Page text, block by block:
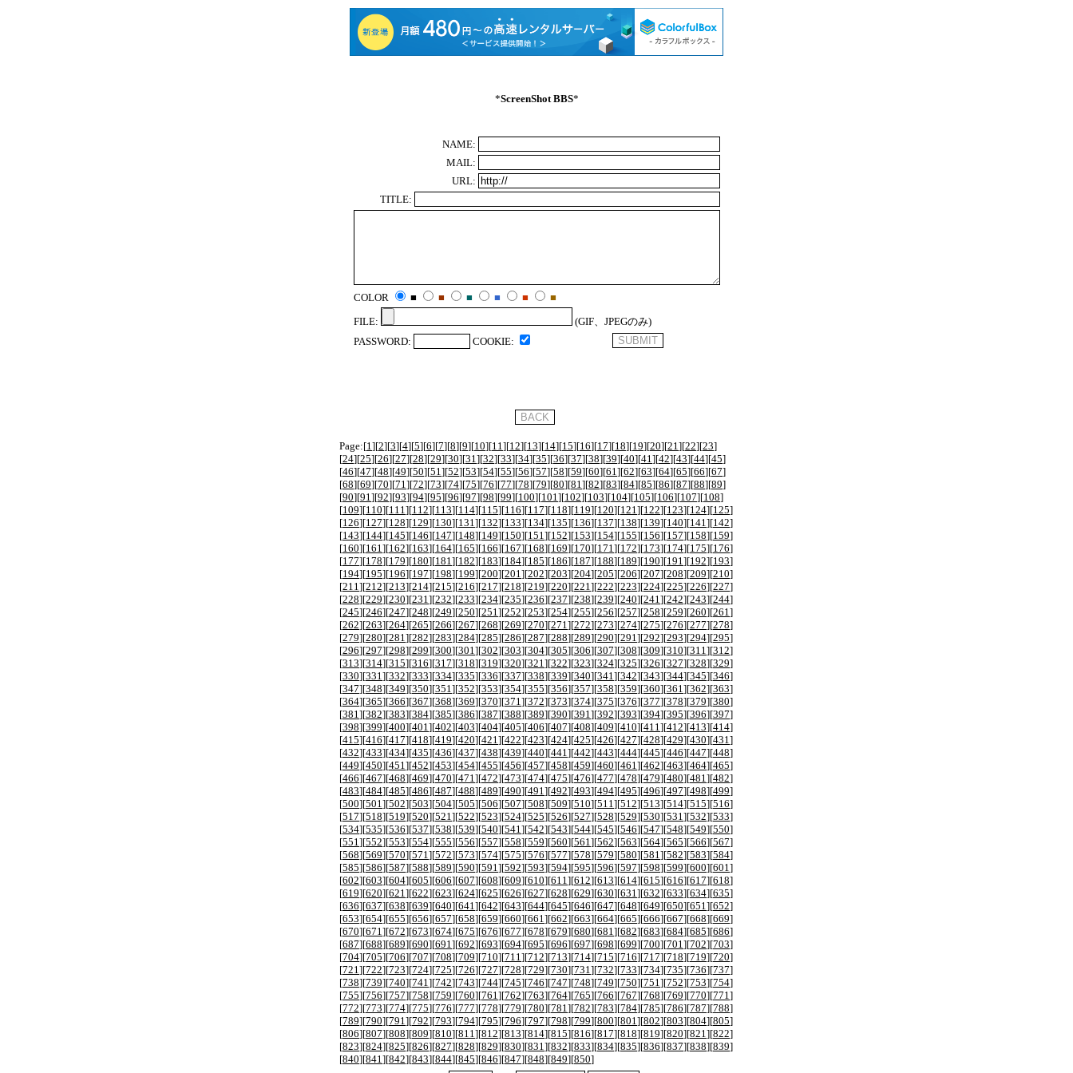
*ScreenShot BBS*
NAME:
MAIL:
URL:
TITLE:
COLOR ■ ■ ■ ■ ■
■
FILE:
(GIF、JPEGのみ)
PASSWORD:
COOKIE:
Page:[1 ][2][3][4][5][6][7][8][9][10][11 ][12][13][14][15][16][17][18][19][20][21 ][22][23]
[24][25][26][27][28][29][30][31 ][32][33][34][35][36][37][38][39][40][41 ][42][43][44][45]
[46][47][48][49][50][51 ][52][53][54][55][56][57][58][59][60][61 ][62][63][64][65][66][67]
[68][69][70][71 ][72][73][74][75][76][77][78][79][80][81 ][82][83][84][85][86][87][88][89]
[90][91 ][92][93][94][95][96][97][98][99][100][101 ][102][103][104][105][106][107][108]
[109][110][111 ][112][113][114][115][116][117][118][119][120][121 ][122][123][124][125]
[126][127][128][129][130][131 ][132][133][134][135][136][137][138][139][140][141 ][142]
[143][144][145][146][147][148][149][150][151 ][152][153][154][155][156][157][158][159]
[160][161 ][162][163][164][165][166][167][168][169][170][171 ][172][173][174][175][176]
[177][178][179][180][181 ][182][183][184][185][186][187][188][189][190][191 ][192][193]
[194][195][196][197][198][199][200][201 ][202][203][204][205][206][207][208][209][210]
[211 ][212][213][214][215][216][217][218][219][220][221 ][222][223][224][225][226][227]
[228][229][230][231 ][232][233][234][235][236][237][238][239][240][241 ][242][243][244]
[245][246][247][248][249][250][251 ][252][253][254][255][256][257][258][259][260][261 ]
[262][263][264][265][266][267][268][269][270][271 ][272][273][274][275][276][277][278]
[279][280][281 ][282][283][284][285][286][287][288][289][290][291 ][292][293][294][295]
[296][297][298][299][300][301 ][302][303][304][305][306][307][308][309][310][311 ][312]
[313][314][315][316][317][318][319][320][321 ][322][323][324][325][326][327][328][329]
[330][331 ][332][333][334][335][336][337][338][339][340][341 ][342][343][344][345][346]
[347][348][349][350][351 ][352][353][354][355][356][357][358][359][360][361 ][362][363]
[364][365][366][367][368][369][370][371 ][372][373][374][375][376][377][378][379][380]
[381 ][382][383][384][385][386][387][388][389][390][391 ][392][393][394][395][396][397]
[398][399][400][401 ][402][403][404][405][406][407][408][409][410][411 ][412][413][414]
[415][416][417][418][419][420][421 ][422][423][424][425][426][427][428][429][430][431 ]
[432][433][434][435][436][437][438][439][440][441 ][442][443][444][445][446][447][448]
[449][450][451 ][452][453][454][455][456][457][458][459][460][461 ][462][463][464][465]
[466][467][468][469][470][471 ][472][473][474][475][476][477][478][479][480][481 ][482]
[483][484][485][486][487][488][489][490][491 ][492][493][494][495][496][497][498][499]
[500][501 ][502][503][504][505][506][507][508][509][510][511 ][512][513][514][515][516]
[517][518][519][520][521 ][522][523][524][525][526][527][528][529][530][531 ][532][533]
[534][535][536][537][538][539][540][541 ][542][543][544][545][546][547][548][549][550]
[551 ][552][553][554][555][556][557][558][559][560][561 ][562][563][564][565][566][567]
[568][569][570][571 ][572][573][574][575][576][577][578][579][580][581 ][582][583][584]
[585][586][587][588][589][590][591 ][592][593][594][595][596][597][598][599][600][601 ]
[602][603][604][605][606][607][608][609][610][611 ][612][613][614][615][616][617][618]
[619][620][621 ][622][623][624][625][626][627][628][629][630][631 ][632][633][634][635]
[636][637][638][639][640][641 ][642][643][644][645][646][647][648][649][650][651 ][652]
[653][654][655][656][657][658][659][660][661 ][662][663][664][665][666][667][668][669]
[670][671 ][672][673][674][675][676][677][678][679][680][681 ][682][683][684][685][686]
[687][688][689][690][691 ][692][693][694][695][696][697][698][699][700][701 ][702][703]
[704][705][706][707][708][709][710][711 ][712][713][714][715][716][717][718][719][720]
[721 ][722][723][724][725][726][727][728][729][730][731 ][732][733][734][735][736][737]
[738][739][740][741 ][742][743][744][745][746][747][748][749][750][751 ][752][753][754]
[755][756][757][758][759][760][761 ][762][763][764][765][766][767][768][769][770][771 ]
[772][773][774][775][776][777][778][779][780][781 ][782][783][784][785][786][787][788]
[789][790][791 ][792][793][794][795][796][797][798][799][800][801 ][802][803][804][805]
[806][807][808][809][810][811 ][812][813][814][815][816][817][818][819][820][821 ][822]
[823][824][825][826][827][828][829][830][831 ][832][833][834][835][836][837][838][839]
[840][841 ][842][843][844][845][846][847][848][849][850]